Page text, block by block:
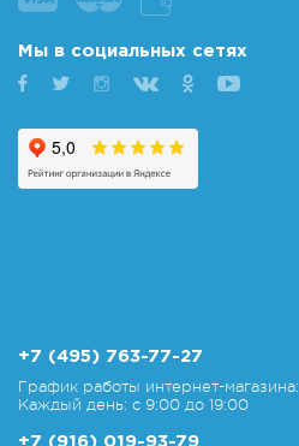
Мы в социальных сетях
+7 (495) 763-77-27
График работы интернет-магазина:
Каждый день: с 9:00 до 19:00
+7 (916) 019-93-79